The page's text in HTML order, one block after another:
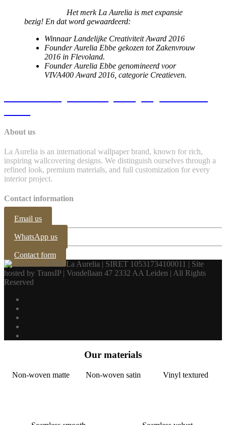
Het merk La Aurelia is met expansie
bezig! En dat word gewaardeerd:
Winnaar Landelijke Creativiteit Award 2016
Founder Aurelia Ebbe gekozen tot Zakenvrouw
2016 in Flevoland.
Founder Aurelia Ebbe genomineerd voor
VIVA400 Award 2016, categorie Creatieven.
About us
La Aurelia is an international wallpaper brand, known for rich,
inspiring wallcovering designs. We distinguish ourselves through a
refined look, premium materials, and full customization for every
interior project.
Contact information
Email us
WhatsApp us
Contact form
2026 La Aurelia | SIRET 10531734100011 | Site
hosted by TransIP | Vondellaan 47 2332 AA Leiden | All Rights
Reserved
Our materials
Non-woven matte Non-woven satin Vinyl textured